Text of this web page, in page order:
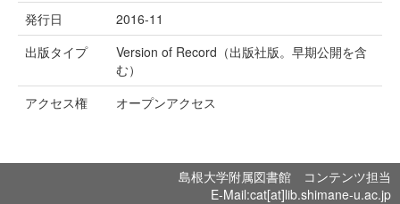
発行日
2016-11
出版タイプ
Version of Record（出版社版。早期公開を含
む）
アクセス権
オープンアクセス
島根大学附属図書館 コンテンツ担当
E-Mail:cat[at]lib.shimane-u.ac.jp